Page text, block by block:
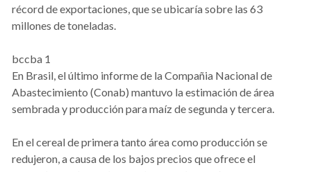
récord de exportaciones, que se ubicaría sobre las 63
millones de toneladas.
bccba 1
En Brasil, el último informe de la Compañia Nacional de
Abastecimiento (Conab) mantuvo la estimación de área
sembrada y producción para maíz de segunda y tercera.
En el cereal de primera tanto área como producción se
redujeron, a causa de los bajos precios que ofrece el